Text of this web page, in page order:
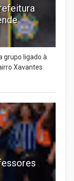
grupo ligado à
Xavantes